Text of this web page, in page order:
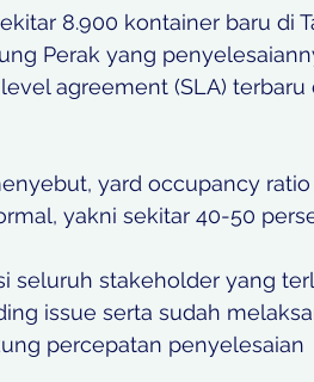
8.900 kontainer baru di
Perak yang
agreement (SLA) terbaru
yard occupancy ratio
yakni sekitar 40-50
seluruh stakeholder yang
issue serta sudah
percepatan penyelesaian